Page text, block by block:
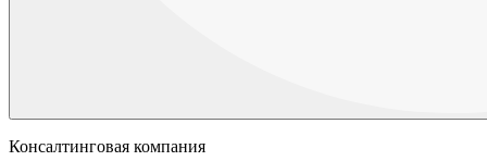
Консалтинговая компания